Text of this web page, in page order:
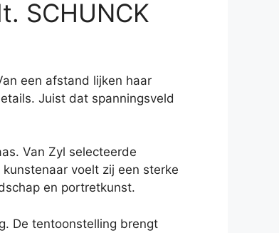
SCHUNCK
een afstand lijken haar
Juist dat spanningsveld
Van Zyl selecteerde
voelt zij een sterke
en portretkunst.
De tentoonstelling brengt